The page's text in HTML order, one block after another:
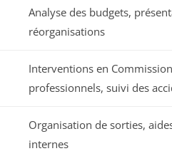
Analyse des budgets,
réorganisations
Interventions en
professionnels, suivi des
Organisation de sorties,
internes